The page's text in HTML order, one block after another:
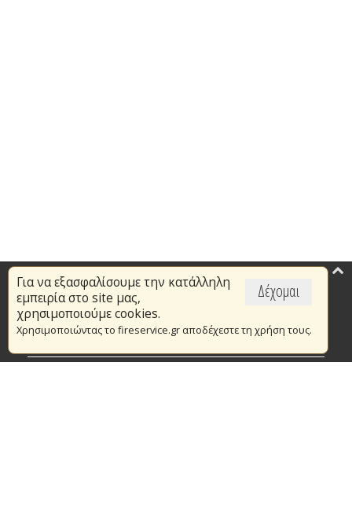
Δέχομαι
Για να εξασφαλίσουμε την κατάλληλη
εμπειρία στο site μας,
χρησιμοποιούμε cookies.
Χρησιμοποιώντας το fireservice.gr αποδέχεστε τη χρήση τους.
Επικαιρότητα
Το Πυροσβεστικό Σώμα